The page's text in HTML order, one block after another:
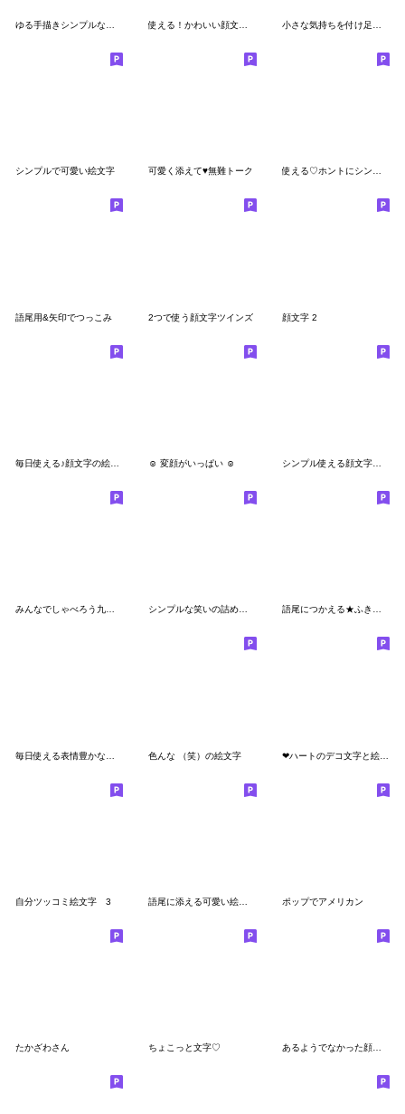
シンプルで可愛い絵文字 可愛く添えて♥無難トーク 使える♡ホントにシンプルな一言
語尾用&矢印でつっこみ 2つで使う顔文字ツインズ 顔文字 2
☺︎ 変顔がいっぱい ☺︎ シンプル使える顔文字絵文字
みんなでしゃべろう九州弁。 シンプルな笑いの詰め合わせ絵文字(2) 語尾につかえる★ふきだし絵文字
色んな （笑）の絵文字 ❤ハートのデコ文字と絵文字❤
自分ツッコミ絵文字 3 ポップでアメリカン
たかざわさん ちょこっと文字♡ あるようでなかった顔文字絵文字2。